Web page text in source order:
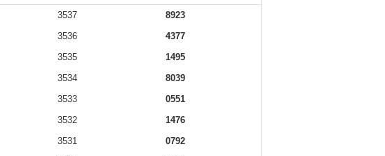
3537
8923
3536
4377
3535
1495
3534
8039
3533
0551
3532
1476
3531
0792